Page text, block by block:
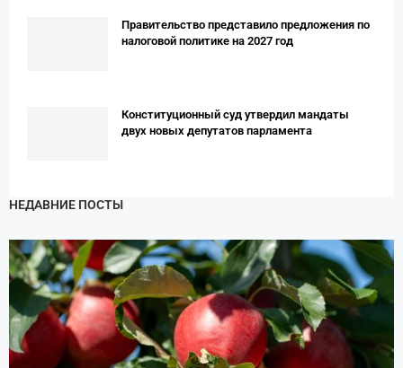
Правительство представило предложения по
налоговой политике на 2027 год
Конституционный суд утвердил мандаты
двух новых депутатов парламента
НЕДАВНИЕ ПОСТЫ